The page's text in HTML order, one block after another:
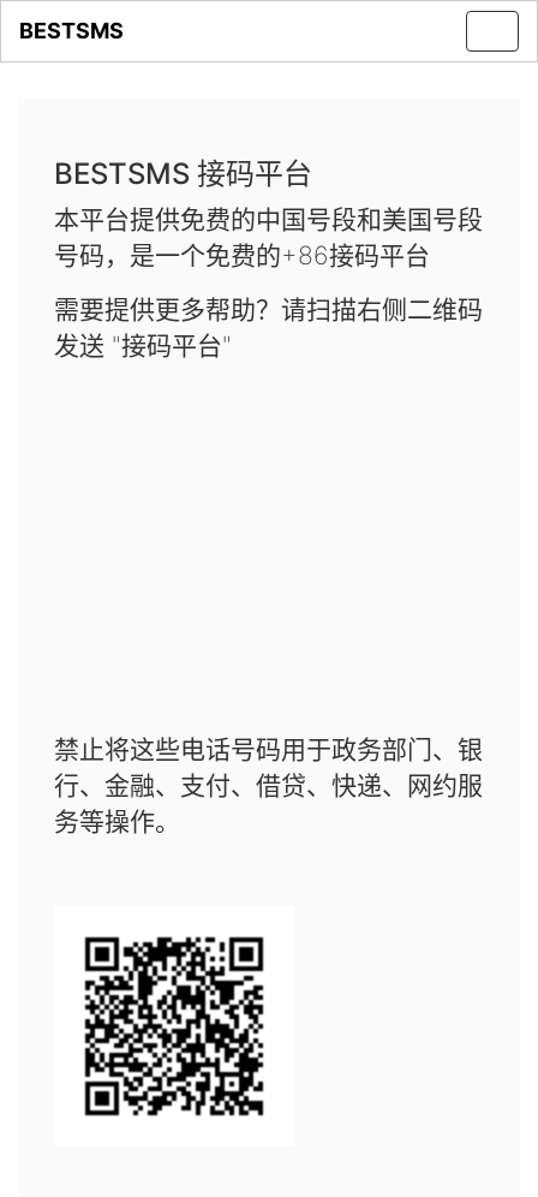
BESTSMS
BESTSMS 接码平台
本平台提供免费的中国号段和美国号段
号码，是一个免费的+86接码平台
需要提供更多帮助？请扫描右侧二维码
发送 "接码平台"
禁止将这些电话号码用于政务部门、银
行、金融、支付、借贷、快递、网约服
务等操作。